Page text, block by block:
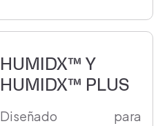
HUMIDX™ Y
HUMIDX™ PLUS
Diseñado para